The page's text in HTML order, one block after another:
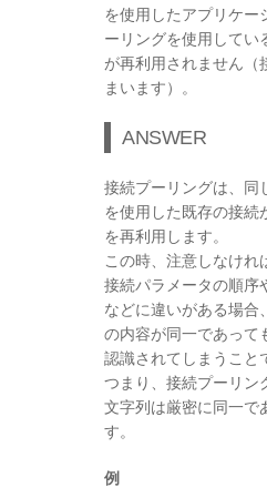
を使用したアプリケー
ーリングを使用してい
が再利用されません（
まいます）。
ANSWER
接続プーリングは、同
を使用した既存の接続
を再利用します。
この時、注意しなけれ
接続パラメータの順序
などに違いがある場合
の内容が同一であって
認識されてしまうこと
つまり、接続プーリン
文字列は厳密に同一で
す。
例